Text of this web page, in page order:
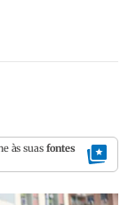
às suas fontes